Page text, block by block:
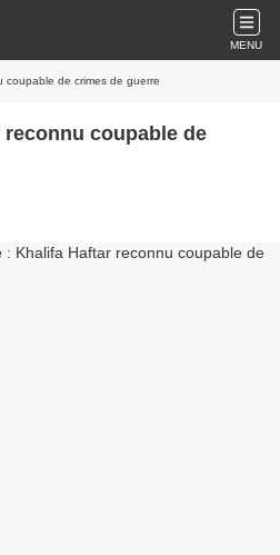
MENU
coupable de crimes de guerre
coupable de